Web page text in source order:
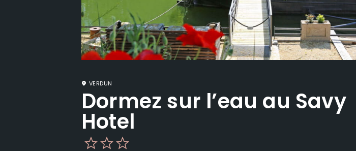
VERDUN
Dormez sur l’eau au Savy
Hotel